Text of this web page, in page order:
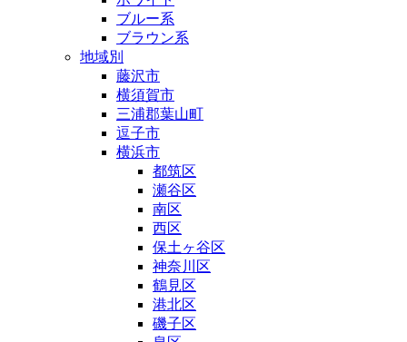
ブルー系
ブラウン系
地域別
藤沢市
横須賀市
三浦郡葉山町
逗子市
横浜市
都筑区
瀬谷区
南区
西区
保土ヶ谷区
神奈川区
鶴見区
港北区
磯子区